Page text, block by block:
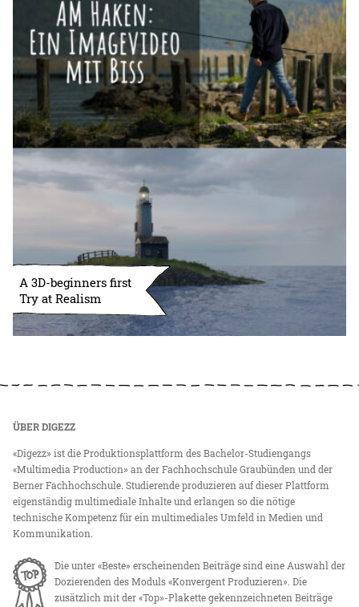
A 3D-beginners first
Try at Realism
ÜBER DIGEZZ
«Digezz» ist die Produktionsplattform des Bachelor-Studiengangs
«Multimedia Production» an der Fachhochschule Graubünden und der
Berner Fachhochschule. Studierende produzieren auf dieser Plattform
eigenständig multimediale Inhalte und erlangen so die nötige
technische Kompetenz für ein multimediales Umfeld in Medien und
Kommunikation.
Die unter «Beste» erscheinenden Beiträge sind eine Auswahl der
Dozierenden des Moduls «Konvergent Produzieren». Die
zusätzlich mit der «Top»-Plakette gekennzeichneten Beiträge